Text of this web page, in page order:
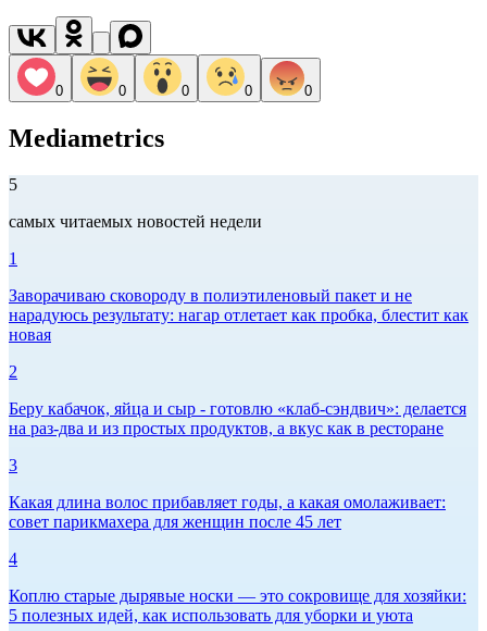
0 0 0 0 0
Mediametrics
5
самых читаемых новостей недели
1
Заворачиваю сковороду в полиэтиленовый пакет и не
нарадуюсь результату: нагар отлетает как пробка, блестит как
новая
2
Беру кабачок, яйца и сыр - готовлю «клаб-сэндвич»: делается
на раз-два и из простых продуктов, а вкус как в ресторане
3
Какая длина волос прибавляет годы, а какая омолаживает:
совет парикмахера для женщин после 45 лет
4
Коплю старые дырявые носки — это сокровище для хозяйки:
5 полезных идей, как использовать для уборки и уюта